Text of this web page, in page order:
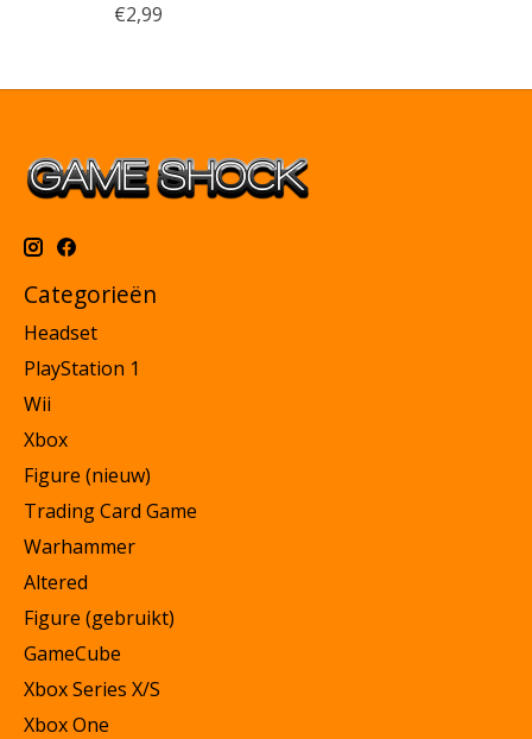
€2,99
Categorieën
Headset
PlayStation 1
Wii
Xbox
Figure (nieuw)
Trading Card Game
Warhammer
Altered
Figure (gebruikt)
GameCube
Xbox Series X/S
Xbox One